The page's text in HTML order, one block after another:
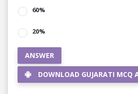
60%
20%
ANSWER
DOWNLOAD GUJARATI MCQ